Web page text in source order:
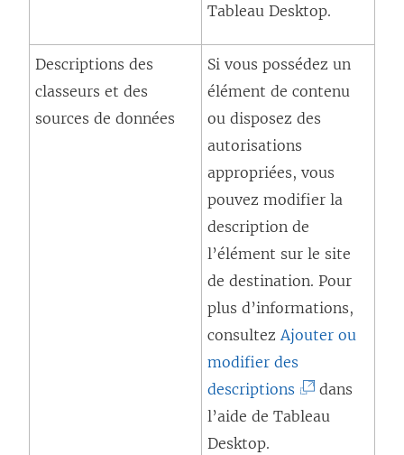
L
l
i
e
n
s
’
o
u
v
r
e
d
a
n
s
Tableau Desktop.
Descriptions des
classeurs et des
sources de données
Si vous possédez un
élément de contenu
ou disposez des
autorisations
appropriées, vous
pouvez modifier la
description de
l’élément sur le site
de destination. Pour
plus d’informations,
consultezAjouter ou
modifier des
descriptions
L
dans
l’aide de Tableau
Desktop.